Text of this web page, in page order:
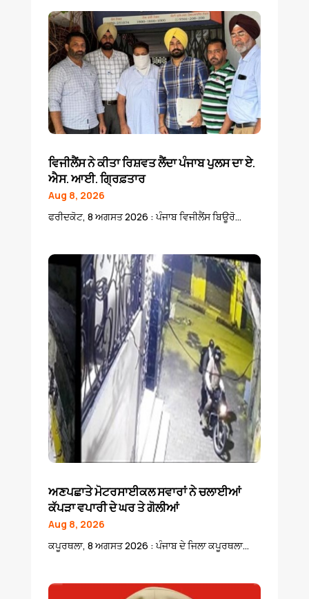
ਵਿਜੀਲੈਂਸ ਨੇ ਕੀਤਾ ਰਿਸ਼ਵਤ ਲੈਂਦਾ ਪੰਜਾਬ ਪੁਲਸ ਦਾ ਏ.
ਐਸ. ਆਈ. ਗ੍ਰਿਫ਼ਤਾਰ
Aug 8, 2026
ਫਰੀਦਕੋਟ, 8 ਅਗਸਤ 2026 : ਪੰਜਾਬ ਵਿਜੀਲੈਂਸ ਬਿਊਰੋ...
ਅਣਪਛਾਤੇ ਮੋਟਰਸਾਈਕਲ ਸਵਾਰਾਂ ਨੇ ਚਲਾਈਆਂ
ਕੱਪੜਾ ਵਪਾਰੀ ਦੇ ਘਰ ਤੇ ਗੋਲੀਆਂ
Aug 8, 2026
ਕਪੂਰਥਲਾ, 8 ਅਗਸਤ 2026 : ਪੰਜਾਬ ਦੇ ਜਿਲਾ ਕਪੂਰਥਲਾ...